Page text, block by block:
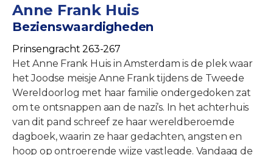
Anne Frank Huis
Bezienswaardigheden
Prinsengracht 263-267
Het Anne Frank Huis in Amsterdam is de plek waar
het Joodse meisje Anne Frank tijdens de Tweede
Wereldoorlog met haar familie ondergedoken zat
om te ontsnappen aan de nazi’s. In het achterhuis
van dit pand schreef ze haar wereldberoemde
dagboek, waarin ze haar gedachten, angsten en
hoop op ontroerende wijze vastlegde. Vandaag de